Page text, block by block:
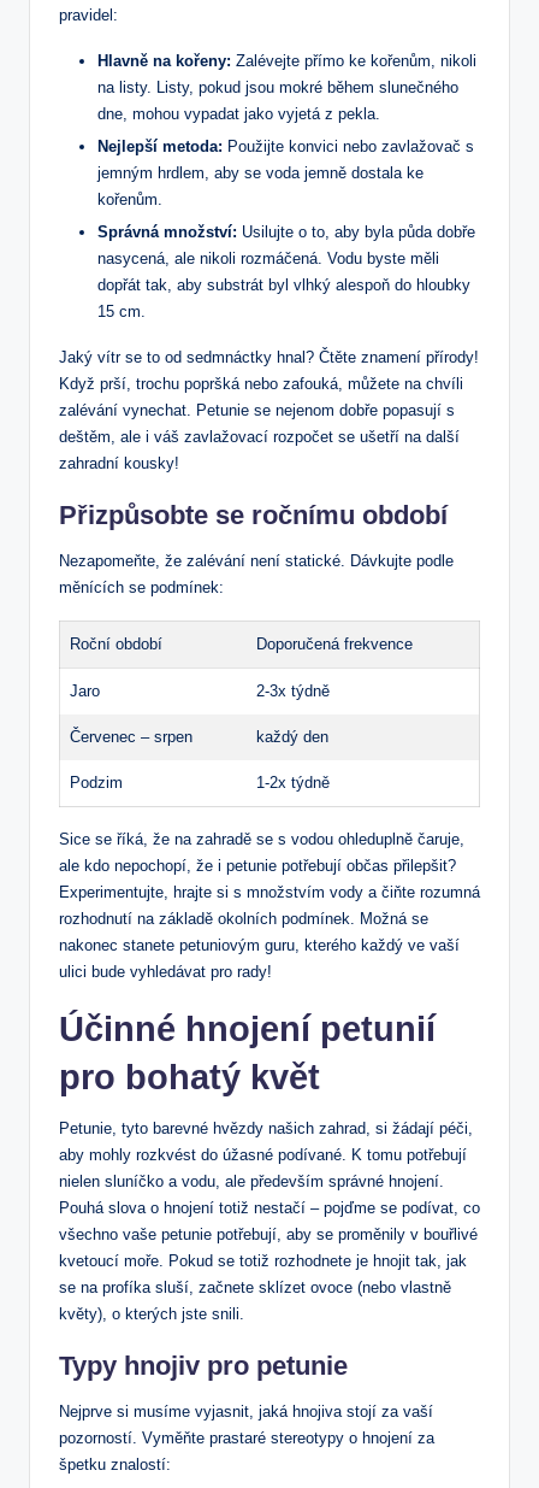
pravidel:
Hlavně na kořeny: Zalévejte přímo ke kořenům, nikoli
na listy. Listy, pokud jsou mokré během slunečného
dne, mohou vypadat jako vyjetá z pekla.
Nejlepší metoda: Použijte konvici nebo zavlažovač s
jemným hrdlem, aby se voda jemně dostala ke
kořenům.
Správná množství: Usilujte o to, aby byla půda dobře
nasycená, ale nikoli rozmáčená. Vodu byste měli
dopřát tak, aby substrát byl vlhký alespoň do hloubky
15 cm.
Jaký vítr se to od sedmnáctky hnal? Čtěte znamení přírody!
Když prší, trochu popršká nebo zafouká, můžete na chvíli
zalévání vynechat. Petunie se nejenom dobře popasují s
deštěm, ale i váš zavlažovací rozpočet se ušetří na další
zahradní kousky!
Přizpůsobte se ročnímu období
Nezapomeňte, že zalévání není statické. Dávkujte podle
měnících se podmínek:
Roční období Doporučená frekvence
Jaro 2-3x týdně
Červenec – srpen každý den
Podzim 1-2x týdně
Sice se říká, že na zahradě se s vodou ohleduplně čaruje,
ale kdo nepochopí, že i petunie potřebují občas přilepšit?
Experimentujte, hrajte si s množstvím vody a čiňte rozumná
rozhodnutí na základě okolních podmínek. Možná se
nakonec stanete petuniovým guru, kterého každý ve vaší
ulici bude vyhledávat pro rady!
Účinné hnojení petunií
pro bohatý květ
Petunie, tyto barevné hvězdy našich zahrad, si žádají péči,
aby mohly rozkvést do úžasné podívané. K tomu potřebují
nielen sluníčko a vodu, ale především správné hnojení.
Pouhá slova o hnojení totiž nestačí – pojďme se podívat, co
všechno vaše petunie potřebují, aby se proměnily v bouřlivé
kvetoucí moře. Pokud se totiž rozhodnete je hnojit tak, jak
se na profíka sluší, začnete sklízet ovoce (nebo vlastně
květy), o kterých jste snili.
Typy hnojiv pro petunie
Nejprve si musíme vyjasnit, jaká hnojiva stojí za vaší
pozorností. Vyměňte prastaré stereotypy o hnojení za
špetku znalostí: